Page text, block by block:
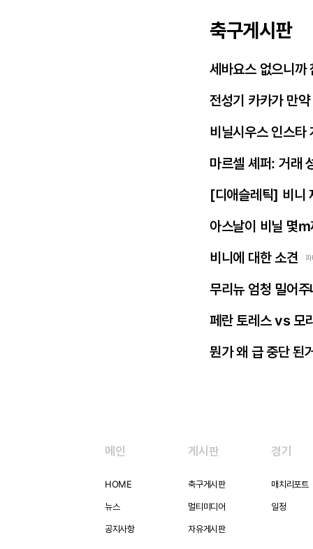
축구게시판
세바요스 없으니까
전성기 카카가 만
비닐시우스 인스타
마르셀 셰퍼: 거래
[디애슬레틱] 비니
아스날이 비닐 몇
비니에 대한 소견
무리뉴 엄청 밀어
페란 토레스 vs 모
뭔가 왜 급 중단 된
메인
HOME
뉴스
공지사항
게시판
축구게시판
멀티미디어
자유게시판
경기
매치리포트
일정